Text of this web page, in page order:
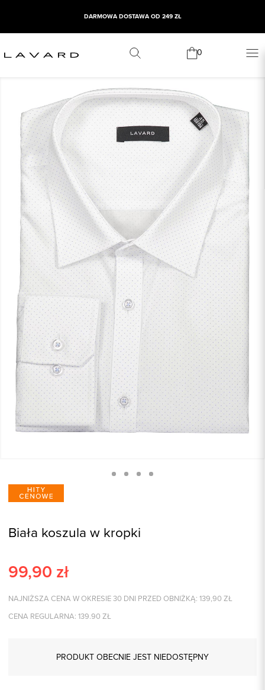
DARMOWA DOSTAWA OD 249 ZŁ
0
Biała koszula w kropki
99,90 zł
NAJNIŻSZA CENA W OKRESIE 30 DNI PRZED OBNIŻKĄ: 139,90 ZŁ
CENA REGULARNA: 139.90 ZŁ
PRODUKT OBECNIE JEST NIEDOSTĘPNY